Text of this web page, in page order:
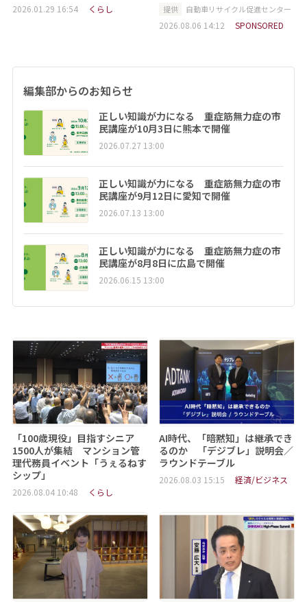
2026.01.29 16:54 くらし 提供 自動車リサイクル促進センター
2026.08.06 14:12 SPONSORED
編集部からのお知らせ
正しい知識が力になる 重症筋無力症の市
民講座が10月3日に熊本で開催
2026.07.27 13:00
正しい知識が力になる 重症筋無力症の市
民講座が9月12日に愛知で開催
2026.07.13 13:00
正しい知識が力になる 重症筋無力症の市
民講座が8月8日に広島で開催
2026.06.15 13:00
「100歳現役」目指すシニア
1500人が集結 マンション管
理代務員イベント「うぇるねす
シップ」
2026.08.04 10:48 くらし
AI時代、「暗黙知」は継承でき
るのか 「デジブレ」説明会／
ラウンドテーブル
2026.08.03 15:15 経済/ビジネス